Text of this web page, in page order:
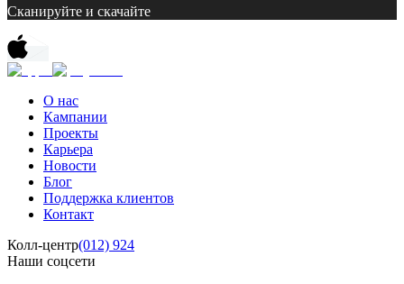
Сканируйте и скачайте
О нас
Кампании
Проекты
Карьера
Новости
Блог
Поддержка клиентов
Контакт
Колл-центр(012) 924
Наши соцсети